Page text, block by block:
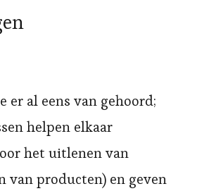
er al eens van gehoord;
helpen elkaar
het uitlenen van
van producten) en geven